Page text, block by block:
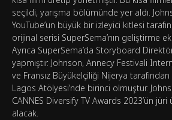
seçildi, yarışma bölümünde yer aldı.
YouTube’un büyük bir izleyici kitlesi
orijinal serisi SuperSema’nın geliştirme
Ayrıca SuperSema’da Storyboard
yapmıştır. Johnson, Annecy Festivali
ve Fransız Büyükelçiliği Nijerya
Lagos Atölyesi’nde birinci olmuştur.
CANNES Diversify TV Awards 2023’ün
alacak.